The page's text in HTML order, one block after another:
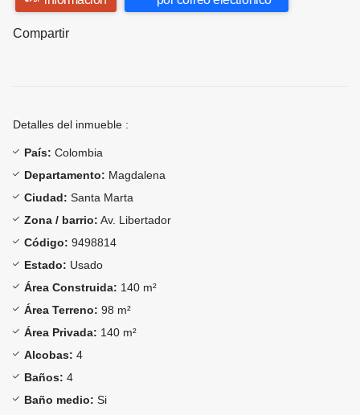
Compartir
Detalles del inmueble :
País: Colombia
Departamento: Magdalena
Ciudad: Santa Marta
Zona / barrio: Av. Libertador
Código: 9498814
Estado: Usado
Área Construida: 140 m²
Área Terreno: 98 m²
Área Privada: 140 m²
Alcobas: 4
Baños: 4
Baño medio: Si